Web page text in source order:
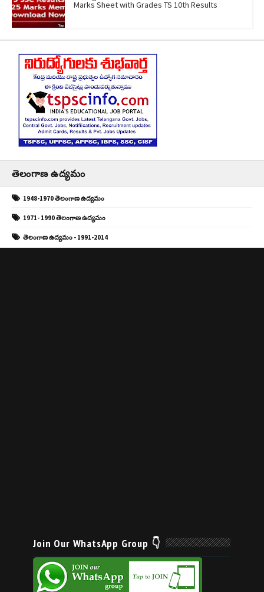
Marks Sheet with Grades TS 10th Results
తెలంగాణ ఉద్యమం
1948-1970 తెలంగాణ ఉద్యమం
1971- 1990 తెలంగాణ ఉద్యమం
తెలంగాణ ఉద్యమం - 1991-2014
Join Our WhatsApp Group 👇